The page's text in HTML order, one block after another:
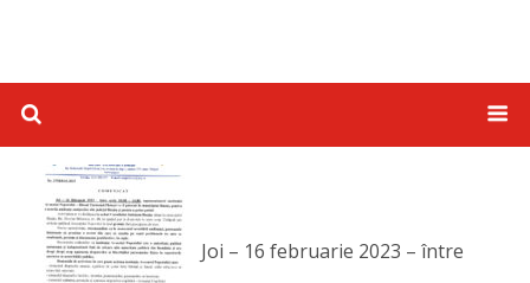
Joi – 16 februarie 2023 – între